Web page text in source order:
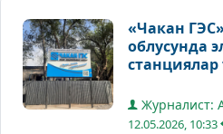
«Чакан
облусунда
Журналист:
12.05.2026, 10:33